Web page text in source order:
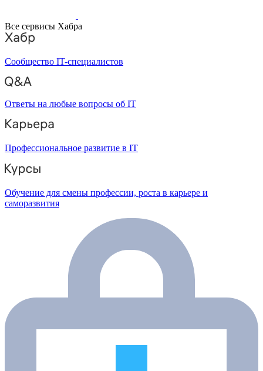
Все сервисы Хабра
Сообщество IT-специалистов
Ответы на любые вопросы об IT
Профессиональное развитие в IT
Обучение для смены профессии, роста в карьере и
саморазвития